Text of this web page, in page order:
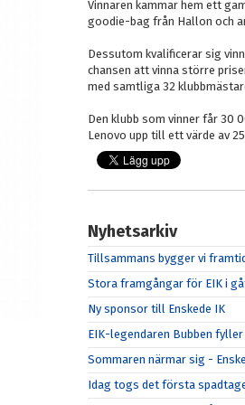
Vinnaren kammar hem ett
goodie-bag från Hallon och
Dessutom kvalificerar sig
chansen att vinna större
med samtliga 32
Den klubb som vinner får 30
Lenovo upp till ett värde av
Nyhetsarkiv
Tillsammans bygger vi
Stora framgångar för EIK i
Ny sponsor till Enskede IK
EIK-legendaren Bubben fyller
Sommaren närmar sig -
Idag togs det första